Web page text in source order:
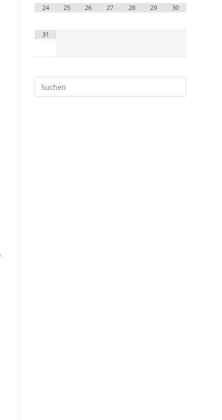
24 25 26 27 28 29 30
31